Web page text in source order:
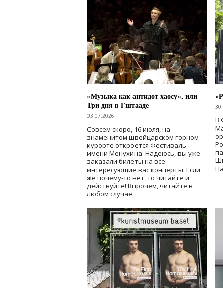
«Музыка как антидот хаосу», или
Три дня в Гштааде
03.07.2026
Совсем скоро, 16 июля, на
знаменитом швейцарском горном
курорте откроется Фестиваль
имени Менухина. Надеюсь, вы уже
заказали билеты на все
интересующие вас концерты. Если
же почему-то нет, то читайте и
действуйте! Впрочем, читайте в
любом случае.
В